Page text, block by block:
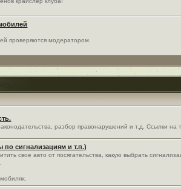
проверяются модератором.
разбор правонарушений и т.д. Ссылки на
по сигнализациям и т.п.)
свое авто от посягательства, какую выбрать